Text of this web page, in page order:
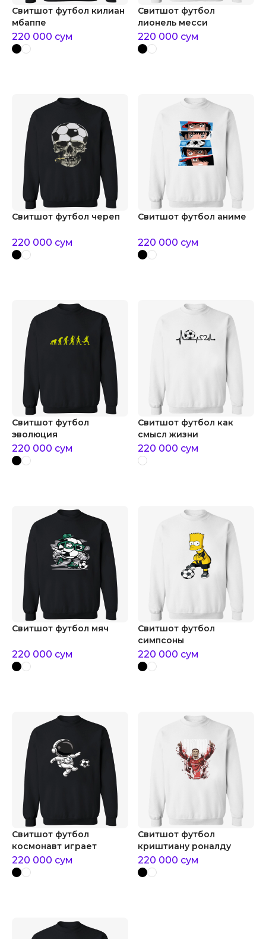
Свитшот футбол килиан
мбаппе
220 000 сум
Свитшот футбол
лионель месси
220 000 сум
Свитшот футбол череп
220 000 сум
Свитшот футбол аниме
220 000 сум
Свитшот футбол
эволюция
220 000 сум
Свитшот футбол как
смысл жизни
220 000 сум
Свитшот футбол мяч
220 000 сум
Свитшот футбол
симпсоны
220 000 сум
Свитшот футбол
космонавт играет
220 000 сум
Свитшот футбол
криштиану роналду
220 000 сум